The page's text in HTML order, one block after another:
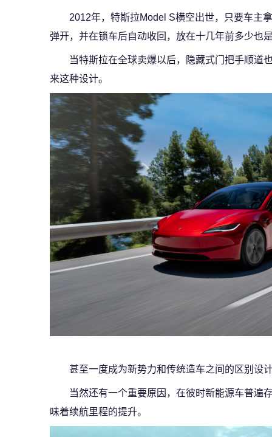
2012年，特斯拉Model S横空出世，只要车主
弹开，并在锁车后自动收回，放在十几年前多少也
当特斯拉在全球卖爆以后，隐藏式门把手顺道
来这种设计。
甚至一度成为新势力和传统造车之间的区别设
当然还有一个重要原因，在彼时新能源车普遍
味着续航里程的提升。